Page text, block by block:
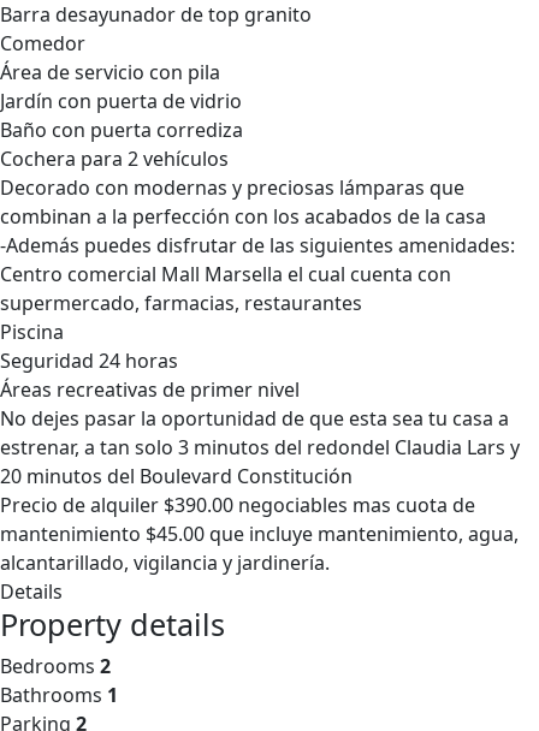
Barra desayunador de top granito
Comedor
Área de servicio con pila
Jardín con puerta de vidrio
Baño con puerta corrediza
Cochera para 2 vehículos
Decorado con modernas y preciosas lámparas que
combinan a la perfección con los acabados de la casa
-Además puedes disfrutar de las siguientes amenidades:
Centro comercial Mall Marsella el cual cuenta con
supermercado, farmacias, restaurantes
Piscina
Seguridad 24 horas
Áreas recreativas de primer nivel
No dejes pasar la oportunidad de que esta sea tu casa a
estrenar, a tan solo 3 minutos del redondel Claudia Lars y
20 minutos del Boulevard Constitución
Precio de alquiler $390.00 negociables mas cuota de
mantenimiento $45.00 que incluye mantenimiento, agua,
alcantarillado, vigilancia y jardinería.
Details
Property details
Bedrooms 2
Bathrooms 1
Parking 2